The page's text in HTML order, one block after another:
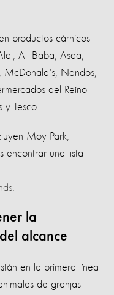
productos cárnicos
Ali Baba, Asda,
McDonald's, Nandos,
del Reino
y Tesco.
Moy Park,
encontrar una lista
la
alcance
en la primera línea
de granjas